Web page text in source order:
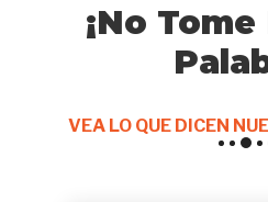
¡No
VEA LO QUE DICEN